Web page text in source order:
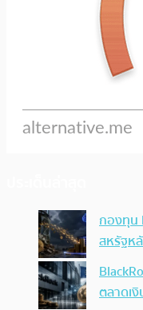
กองทุน
สหรัฐห
ตลาดเ